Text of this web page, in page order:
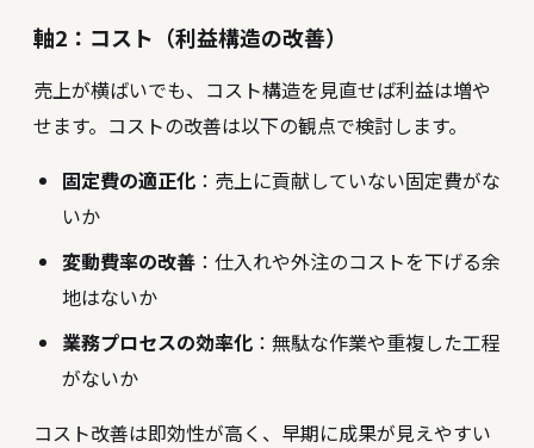
軸2：コスト（利益構造の改善）
売上が横ばいでも、コスト構造を見直せば利益は増や
せます。コストの改善は以下の観点で検討します。
固定費の適正化 ：売上に貢献していない固定費がな
いか
変動費率の改善 ：仕入れや外注のコストを下げる余
地はないか
業務プロセスの効率化 ：無駄な作業や重複した工程
がないか
コスト改善は即効性が高く、早期に成果が見えやすい